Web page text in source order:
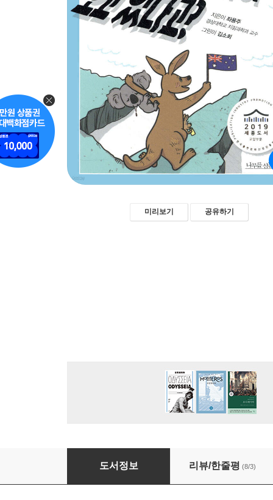
미리보기 공유하기
오스트레일리아가 우리나라 가까이 오고 있다
도서정보 리뷰/한줄평 (8/3)